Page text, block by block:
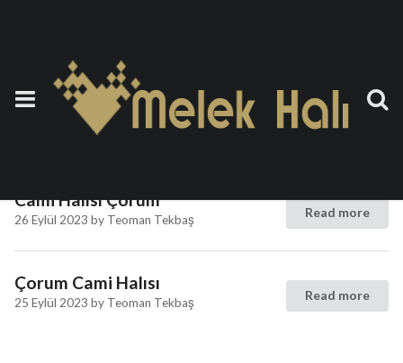
Etiket:Saflı Cami Halısı
Çorum
Cami Halısı Çorum
26 Eylül 2023 by Teoman Tekbaş Read more
Çorum Cami Halısı
25 Eylül 2023 by Teoman Tekbaş Read more